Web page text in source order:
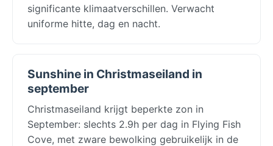
significante klimaatverschillen. Verwacht
uniforme hitte, dag en nacht.
Sunshine in Christmaseiland in
september
Christmaseiland krijgt beperkte zon in
September: slechts 2.9h per dag in Flying Fish
Cove, met zware bewolking gebruikelijk in de